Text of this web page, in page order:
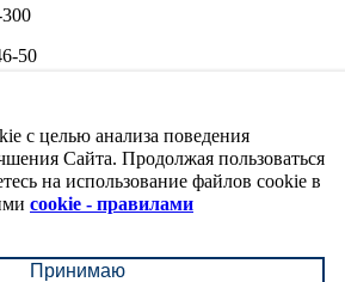
50
на то, что вся информация
интернет-сайте носит исключительно
и ни при каких условиях не
определяемой положениями
с целью анализа поведения
Сайта. Продолжая пользоваться
на использование файлов cookie в
cookie - правилами
Принимаю